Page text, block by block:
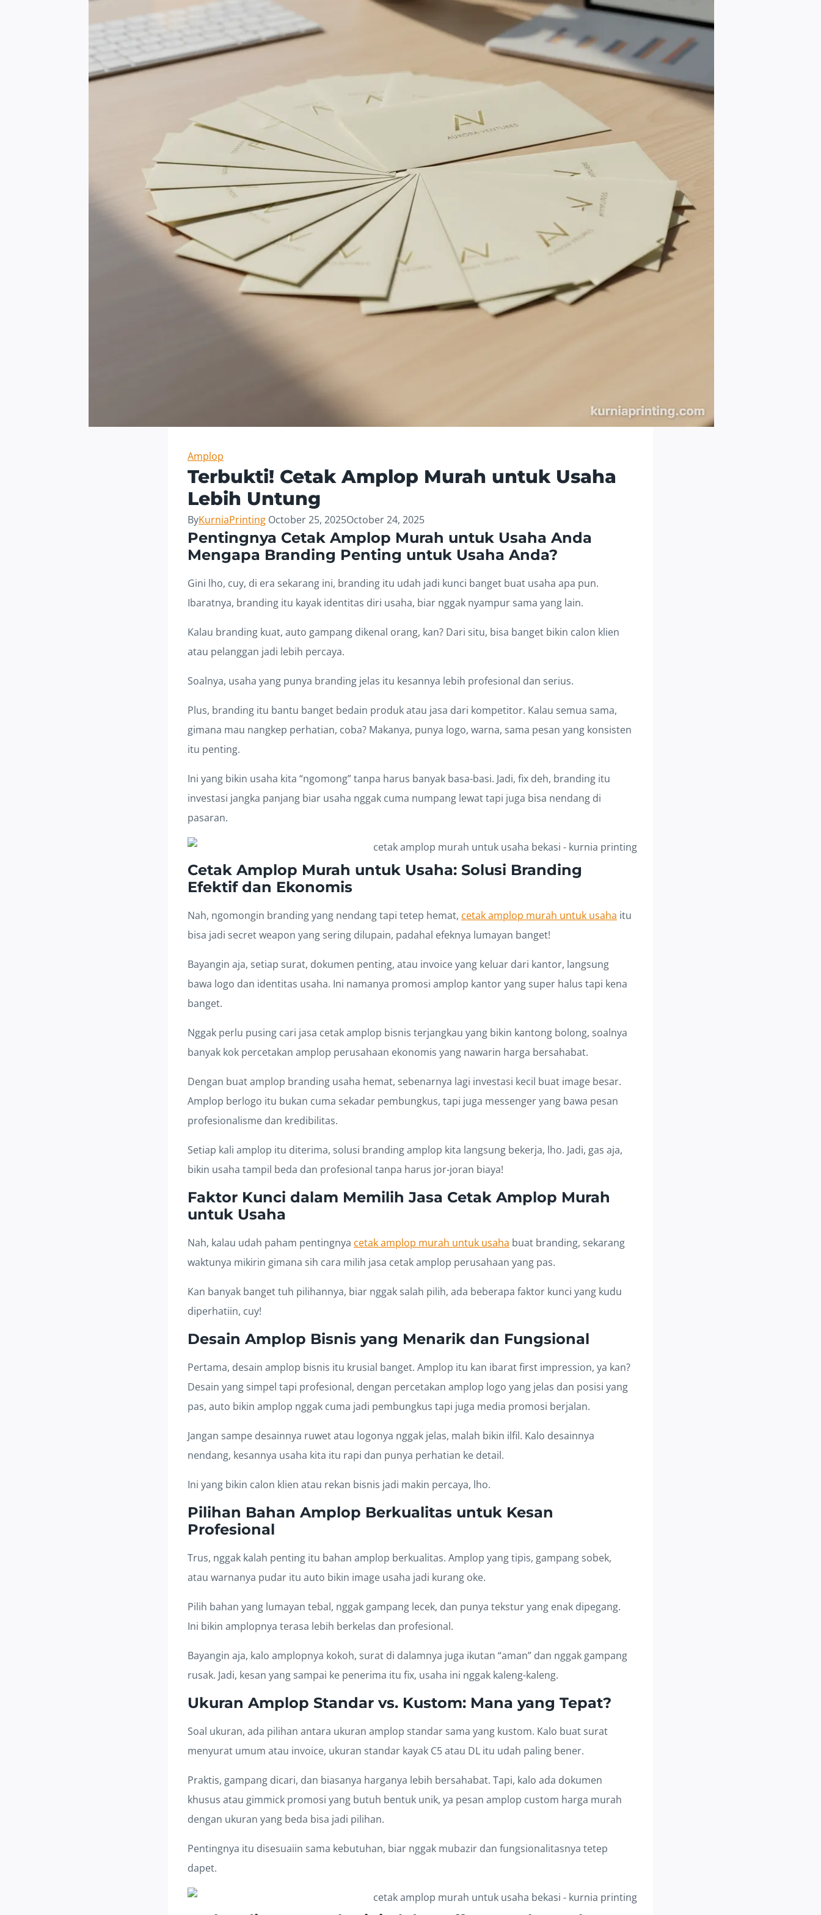
Amplop
Terbukti! Cetak Amplop Murah untuk Usaha
Lebih Untung
ByKurniaPrinting October 25, 2025October 24, 2025
Pentingnya Cetak Amplop Murah untuk Usaha Anda
Mengapa Branding Penting untuk Usaha Anda?
Gini lho, cuy, di era sekarang ini, branding itu udah jadi kunci banget buat usaha apa pun.
Ibaratnya, branding itu kayak identitas diri usaha, biar nggak nyampur sama yang lain.
Kalau branding kuat, auto gampang dikenal orang, kan? Dari situ, bisa banget bikin calon klien
atau pelanggan jadi lebih percaya.
Soalnya, usaha yang punya branding jelas itu kesannya lebih profesional dan serius.
Plus, branding itu bantu banget bedain produk atau jasa dari kompetitor. Kalau semua sama,
gimana mau nangkep perhatian, coba? Makanya, punya logo, warna, sama pesan yang konsisten
itu penting.
Ini yang bikin usaha kita “ngomong” tanpa harus banyak basa-basi. Jadi, fix deh, branding itu
investasi jangka panjang biar usaha nggak cuma numpang lewat tapi juga bisa nendang di
pasaran.
Cetak Amplop Murah untuk Usaha: Solusi Branding
Efektif dan Ekonomis
Nah, ngomongin branding yang nendang tapi tetep hemat, cetak amplop murah untuk usaha itu
bisa jadi secret weapon yang sering dilupain, padahal efeknya lumayan banget!
Bayangin aja, setiap surat, dokumen penting, atau invoice yang keluar dari kantor, langsung
bawa logo dan identitas usaha. Ini namanya promosi amplop kantor yang super halus tapi kena
banget.
Nggak perlu pusing cari jasa cetak amplop bisnis terjangkau yang bikin kantong bolong, soalnya
banyak kok percetakan amplop perusahaan ekonomis yang nawarin harga bersahabat.
Dengan buat amplop branding usaha hemat, sebenarnya lagi investasi kecil buat image besar.
Amplop berlogo itu bukan cuma sekadar pembungkus, tapi juga messenger yang bawa pesan
profesionalisme dan kredibilitas.
Setiap kali amplop itu diterima, solusi branding amplop kita langsung bekerja, lho. Jadi, gas aja,
bikin usaha tampil beda dan profesional tanpa harus jor-joran biaya!
Faktor Kunci dalam Memilih Jasa Cetak Amplop Murah
untuk Usaha
Nah, kalau udah paham pentingnya cetak amplop murah untuk usaha buat branding, sekarang
waktunya mikirin gimana sih cara milih jasa cetak amplop perusahaan yang pas.
Kan banyak banget tuh pilihannya, biar nggak salah pilih, ada beberapa faktor kunci yang kudu
diperhatiin, cuy!
Desain Amplop Bisnis yang Menarik dan Fungsional
Pertama, desain amplop bisnis itu krusial banget. Amplop itu kan ibarat first impression, ya kan?
Desain yang simpel tapi profesional, dengan percetakan amplop logo yang jelas dan posisi yang
pas, auto bikin amplop nggak cuma jadi pembungkus tapi juga media promosi berjalan.
Jangan sampe desainnya ruwet atau logonya nggak jelas, malah bikin ilfil. Kalo desainnya
nendang, kesannya usaha kita itu rapi dan punya perhatian ke detail.
Ini yang bikin calon klien atau rekan bisnis jadi makin percaya, lho.
Pilihan Bahan Amplop Berkualitas untuk Kesan
Profesional
Trus, nggak kalah penting itu bahan amplop berkualitas. Amplop yang tipis, gampang sobek,
atau warnanya pudar itu auto bikin image usaha jadi kurang oke.
Pilih bahan yang lumayan tebal, nggak gampang lecek, dan punya tekstur yang enak dipegang.
Ini bikin amplopnya terasa lebih berkelas dan profesional.
Bayangin aja, kalo amplopnya kokoh, surat di dalamnya juga ikutan “aman” dan nggak gampang
rusak. Jadi, kesan yang sampai ke penerima itu fix, usaha ini nggak kaleng-kaleng.
Ukuran Amplop Standar vs. Kustom: Mana yang Tepat?
Soal ukuran, ada pilihan antara ukuran amplop standar sama yang kustom. Kalo buat surat
menyurat umum atau invoice, ukuran standar kayak C5 atau DL itu udah paling bener.
Praktis, gampang dicari, dan biasanya harganya lebih bersahabat. Tapi, kalo ada dokumen
khusus atau gimmick promosi yang butuh bentuk unik, ya pesan amplop custom harga murah
dengan ukuran yang beda bisa jadi pilihan.
Pentingnya itu disesuaiin sama kebutuhan, biar nggak mubazir dan fungsionalitasnya tetep
dapet.